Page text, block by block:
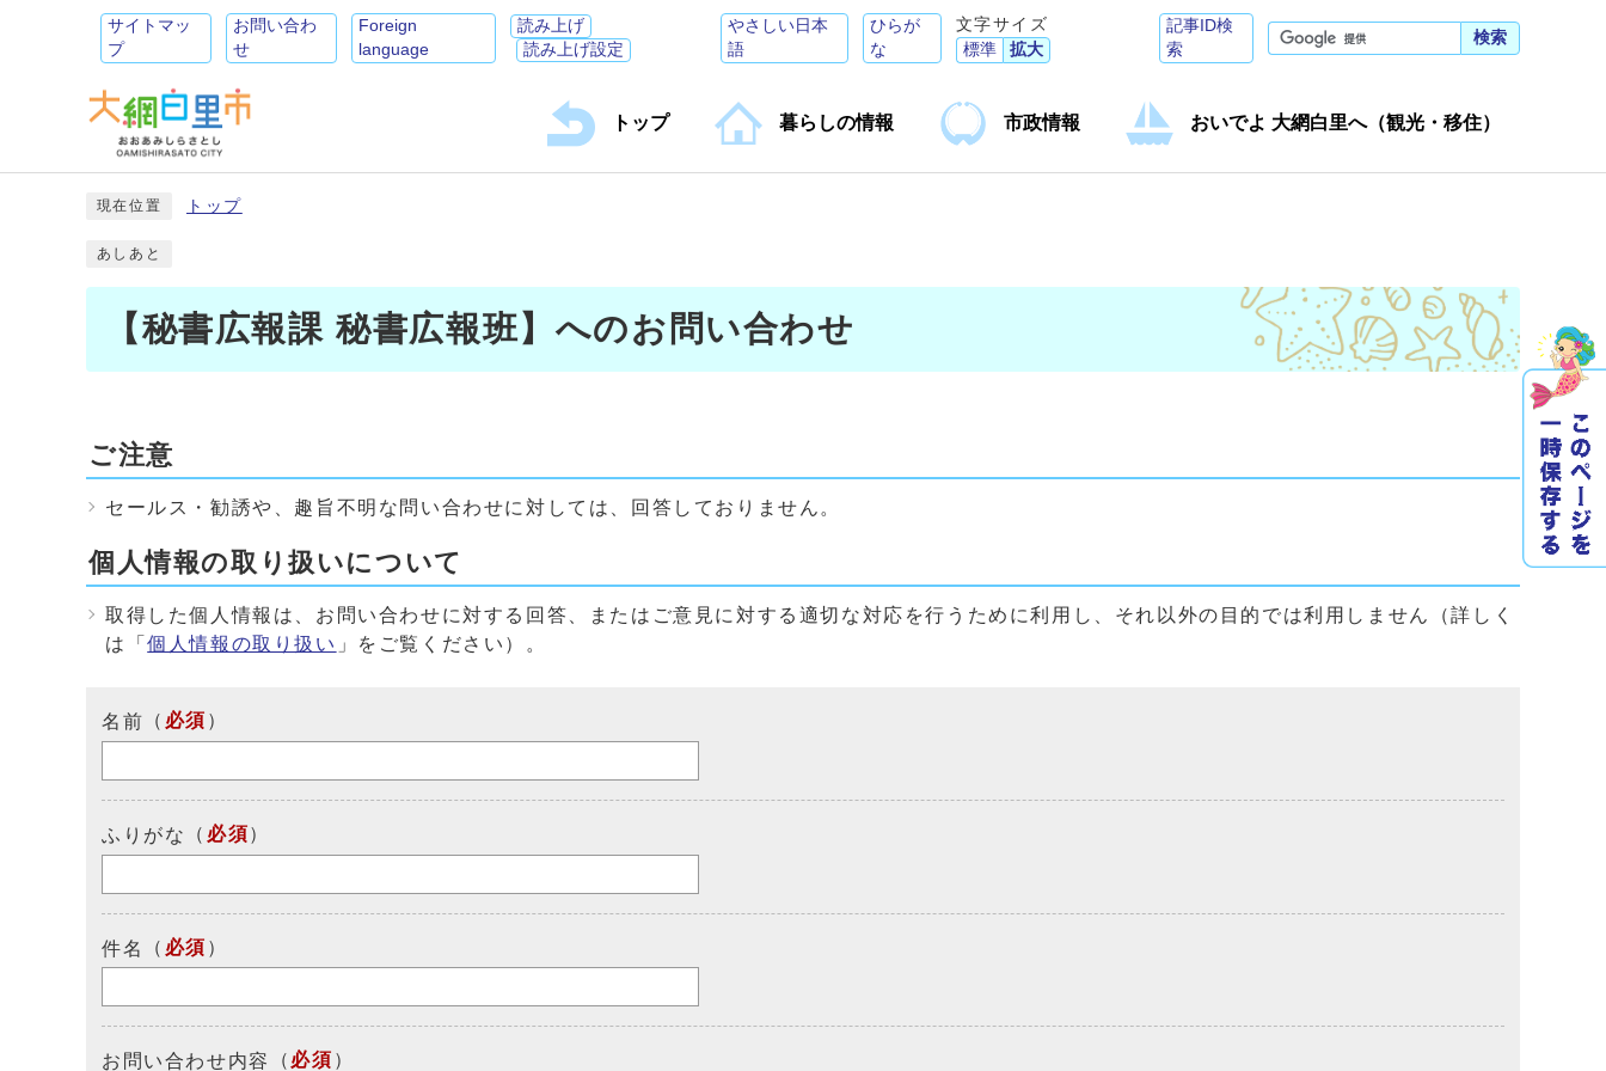
サイトマッ
プ
お問い合わ
せ
Foreign
language
読み上げ
読み上げ設定
やさしい日本
語
ひらが
な
文字サイズ
標準
拡大
記事ID検
索
検索
トップ 暮らしの情報 市政情報 おいでよ 大網白里へ（観光・移住）
現在位置 トップ
あしあと
【秘書広報課 秘書広報班】へのお問い合わせ
ご注意
セールス・勧誘や、趣旨不明な問い合わせに対しては、回答しておりません。
個人情報の取り扱いについて
取得した個人情報は、お問い合わせに対する回答、またはご意見に対する適切な対応を行うために利用し、それ以外の目的では利用しません（詳しく
は「個人情報の取り扱い 」をご覧ください）。
名前 （ 必須 ）
ふりがな （ 必須）
件名 （ 必須 ）
お問い合わせ内容 （ 必須 ）